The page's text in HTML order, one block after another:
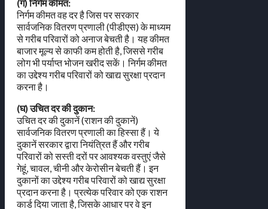
(ग) निर्गम कीमत:
निर्गम कीमत वह दर है जिस पर सरकार
सार्वजनिक वितरण प्रणाली (पीडीएस) के माध्यम
से गरीब परिवारों को अनाज बेचती है। यह कीमत
बाजार मूल्य से काफी कम होती है, जिससे गरीब
लोग भी पर्याप्त भोजन खरीद सकें। निर्गम कीमत
का उद्देश्य गरीब परिवारों को खाद्य सुरक्षा प्रदान
करना है।
(घ) उचित दर की दुकान:
उचित दर की दुकानें (राशन की दुकानें)
सार्वजनिक वितरण प्रणाली का हिस्सा हैं। ये
दुकानें सरकार द्वारा नियंत्रित हैं और गरीब
परिवारों को सस्ती दरों पर आवश्यक वस्तुएं जैसे
गेहूं, चावल, चीनी और केरोसीन बेचती हैं। इन
दुकानों का उद्देश्य गरीब परिवारों को खाद्य सुरक्षा
प्रदान करना है। प्रत्येक परिवार को एक राशन
कार्ड दिया जाता है, जिसके आधार पर वे इन